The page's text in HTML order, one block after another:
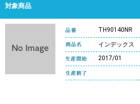
対象商品
TH90140NR
インデックス
2017/01